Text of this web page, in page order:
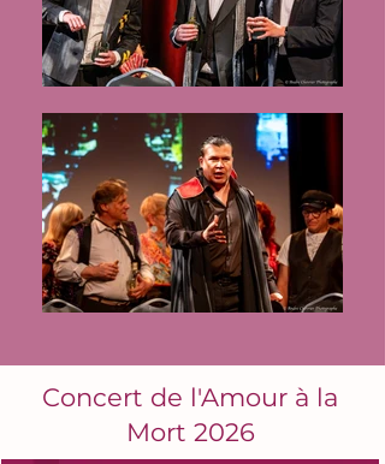
Concert de l'Amour à la
Mort 2026